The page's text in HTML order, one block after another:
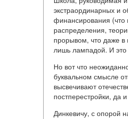
экстраординарных и
финансирования (что
распределения,
прорывом, что даже
лишь лампадой. И
Но вот что
буквальном смысле
высвечивают
постперестройки, да
Динкевичу, с опорой